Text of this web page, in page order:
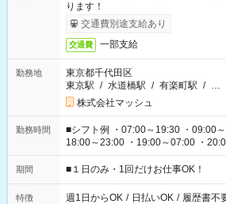
ります！
交通費別途支給あり
交通費 一部支給
勤務地
東京都千代田区
東京駅 / 水道橋駅 / 有楽町駅 / …
株式会社マッシュ
勤務時間
■シフト例 ・07:00～19:30 ・09:00
18:00～23:00 ・19:00～07:00 ・
etc ★最短で3時間で5,120円のお仕事から 15時間で2万円近く稼
げるお仕事も！ ご希望のお時間に合わせてご紹介！ ※シフトは
ください！
期間 ■１日のみ・1回だけお仕事OK！
特徴 週1日からOK / 日払いOK / 履歴書不